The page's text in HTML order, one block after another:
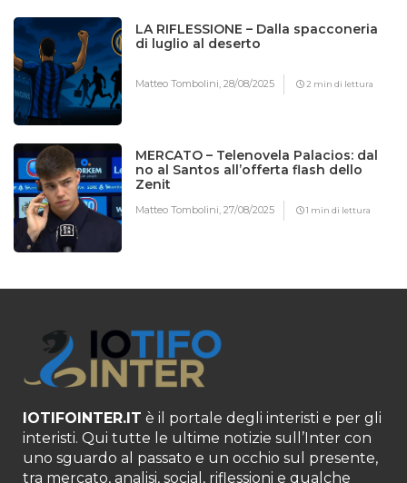
LA RIFLESSIONE – Dalla spacconeria
di luglio al deserto
Matteo Tombolini,28/08/2025 2 min di lettura
MERCATO – Telenovela Palacios: dal
no al Santos all’offerta flash dello
Zenit
Matteo Tombolini,27/08/2025 1 min di lettura
IOTIFOINTER.IT è il portale degli interisti e per gli
interisti. Qui tutte le ultime notizie sull’Inter con
uno sguardo al passato e un occhio sul presente,
tra mercato, analisi, social, riflessioni e qualche